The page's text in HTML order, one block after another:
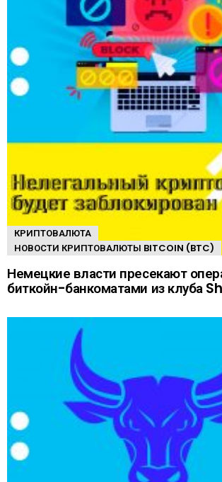
КРИПТОВАЛЮТА
НОВОСТИ КРИПТОВАЛЮТЫ BITCOIN (BTC)
Немецкие власти пресекают
биткойн-банкоматами из клуба